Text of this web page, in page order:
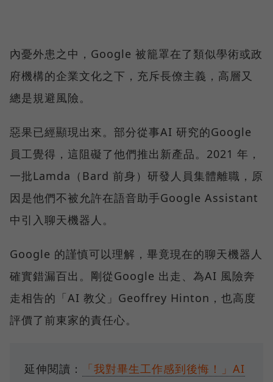
內憂外患之中，Google 被籠罩在了類似學術或政
府機構的企業文化之下，充斥長僚主義，高層又
總是規避風險。
惡果已經顯現出來。部分從事AI 研究的Google
員工覺得，這阻礙了他們推出新產品。2021 年，
一批Lamda（Bard 前身）研發人員集體離職，原
因是他們不被允許在語音助手Google Assistant
中引入聊天機器人。
Google 的謹慎可以理解，畢竟現在的聊天機器人
確實錯漏百出。剛從Google 出走、為AI 風險奔
走相告的「AI 教父」Geoffrey Hinton，也高度
評價了前東家的責任心。
延伸閱讀：
「我對畢生工作感到後悔！」AI